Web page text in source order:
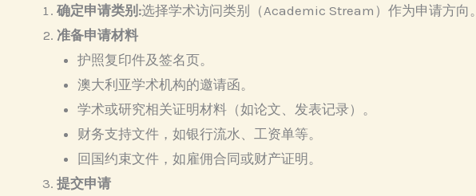
确定申请类别:选择学术访问类别（Academic Stream）作为申请方向。
准备申请材料
护照复印件及签名页。
澳大利亚学术机构的邀请函。
学术或研究相关证明材料（如论文、发表记录）。
财务支持文件，如银行流水、工资单等。
回国约束文件，如雇佣合同或财产证明。
提交申请